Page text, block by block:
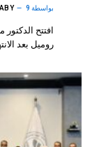
بواسطة 9 أغسطس، 2026
افتتح
روميل بعد